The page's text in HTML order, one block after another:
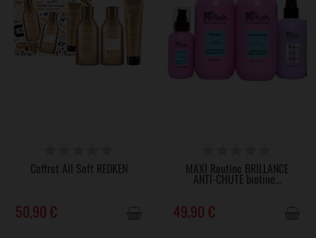
Coffret All Soft REDKEN
50,90 €
MAXI Routine BRILLANCE
ANTI-CHUTE biotine...
49,90 €